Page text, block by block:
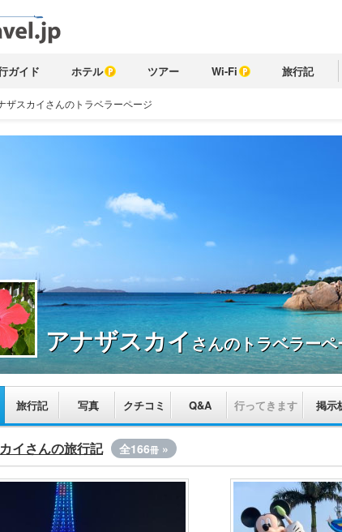
ガイド ホテル ツアー Wi-Fi 旅行記
ザスカイさんのトラベラーページ
アナザスカイさんのトラベラーペ
旅行記 写真 クチコミ Q&A 行ってきます 掲示
イさんの旅行記 全166冊 »